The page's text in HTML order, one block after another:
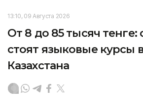
13:10, 09 Августа 2026
От 8 до 85 тысяч тенге:
стоят языковые курсы
Казахстана